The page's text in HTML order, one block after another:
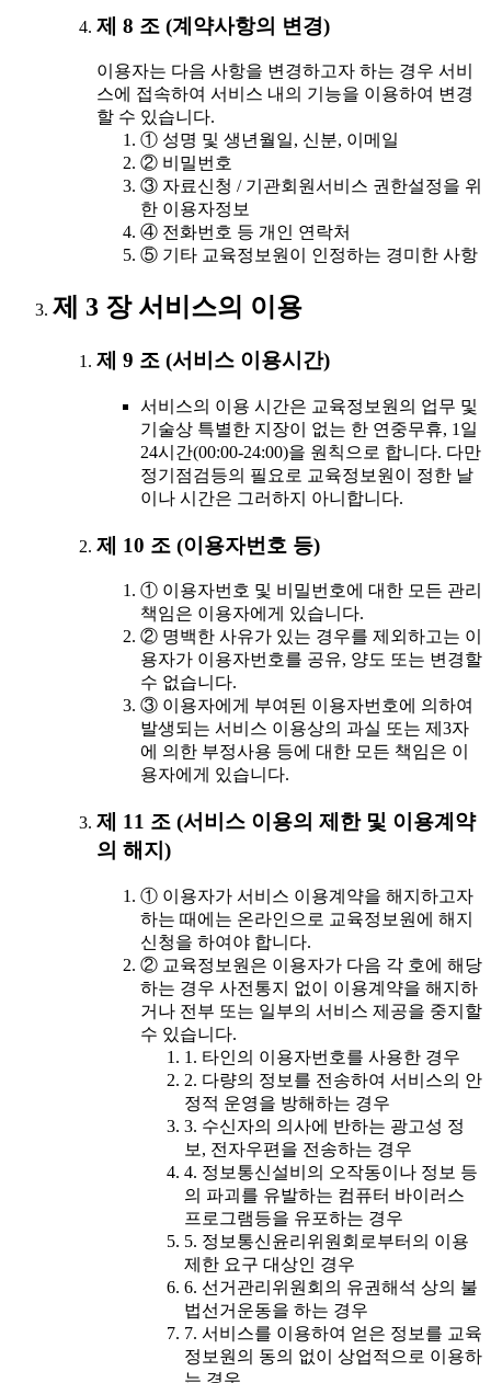
제 8 조 (계약사항의 변경)
이용자는 다음 사항을 변경하고자 하는 경우 서비
스에 접속하여 서비스 내의 기능을 이용하여 변경
할 수 있습니다.
① 성명 및 생년월일, 신분, 이메일
② 비밀번호
③ 자료신청 / 기관회원서비스 권한설정을 위
한 이용자정보
④ 전화번호 등 개인 연락처
⑤ 기타 교육정보원이 인정하는 경미한 사항
제 3 장 서비스의 이용
제 9 조 (서비스 이용시간)
서비스의 이용 시간은 교육정보원의 업무 및
기술상 특별한 지장이 없는 한 연중무휴, 1일
24시간(00:00-24:00)을 원칙으로 합니다. 다만
정기점검등의 필요로 교육정보원이 정한 날
이나 시간은 그러하지 아니합니다.
제 10 조 (이용자번호 등)
① 이용자번호 및 비밀번호에 대한 모든 관리
책임은 이용자에게 있습니다.
② 명백한 사유가 있는 경우를 제외하고는 이
용자가 이용자번호를 공유, 양도 또는 변경할
수 없습니다.
③ 이용자에게 부여된 이용자번호에 의하여
발생되는 서비스 이용상의 과실 또는 제3자
에 의한 부정사용 등에 대한 모든 책임은 이
용자에게 있습니다.
제 11 조 (서비스 이용의 제한 및 이용계약
의 해지)
① 이용자가 서비스 이용계약을 해지하고자
하는 때에는 온라인으로 교육정보원에 해지
신청을 하여야 합니다.
② 교육정보원은 이용자가 다음 각 호에 해당
하는 경우 사전통지 없이 이용계약을 해지하
거나 전부 또는 일부의 서비스 제공을 중지할
수 있습니다.
1. 타인의 이용자번호를 사용한 경우
2. 다량의 정보를 전송하여 서비스의 안
정적 운영을 방해하는 경우
3. 수신자의 의사에 반하는 광고성 정
보, 전자우편을 전송하는 경우
4. 정보통신설비의 오작동이나 정보 등
의 파괴를 유발하는 컴퓨터 바이러스
프로그램등을 유포하는 경우
5. 정보통신윤리위원회로부터의 이용
제한 요구 대상인 경우
6. 선거관리위원회의 유권해석 상의 불
법선거운동을 하는 경우
7. 서비스를 이용하여 얻은 정보를 교육
정보원의 동의 없이 상업적으로 이용하
는 경우